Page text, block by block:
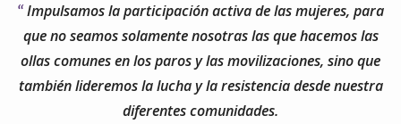
Impulsamos la participación activa de las mujeres, para
que no seamos solamente nosotras las que hacemos las
ollas comunes en los paros y las movilizaciones, sino que
también lideremos la lucha y la resistencia desde nuestra
diferentes comunidades.